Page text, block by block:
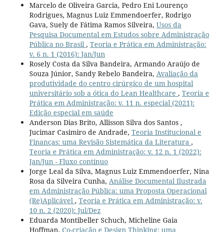
Marcelo de Oliveira Garcia, Pedro Eni Lourenço
Rodrigues, Magnus Luiz Emmendoerfer, Rodrigo
Gava, Suely de Fátima Ramos Silveira, Usos da
Pesquisa Documental em Estudos sobre Administração
Pública no Brasil , Teoria e Prática em Administração:
v. 6 n. 1 (2016): Jan/Jun
Rosely Costa da Silva Bandeira, Armando Araújo de
Souza Júnior, Sandy Rebelo Bandeira, Avaliação da
produtividade do centro cirúrgico de um hospital
universitário sob a ótica do Lean Healthcare , Teoria e
Prática em Administração: v. 11 n. especial (2021):
Edição especial em saúde
Anderson Dias Brito, Allisson Silva dos Santos ,
Jucimar Casimiro de Andrade, Teoria Institucional e
Finanças: uma Revisão Sistemática da Literatura ,
Teoria e Prática em Administração: v. 12 n. 1 (2022):
Jan/Jun - Fluxo contínuo
Jorge Leal da Silva, Magnus Luiz Emmendoerfer, Nina
Rosa da Silveira Cunha, Análise Documental Ilustrada
em Administração Pública: uma Proposta Operacional
(Re)Aplicável , Teoria e Prática em Administração: v.
10 n. 2 (2020): Jul/Dez
Eduarda Montibeller Schuch, Micheline Gaia
Hoffman, Co-criação e Design Thinking: uma